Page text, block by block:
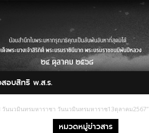
อบสิทธิ พ.ส.ร.
นนวมินทรมหาราชา วันนวมินทรมหาราช13ตุลาคม2567”
หมวดหมู่ข่าวสาร